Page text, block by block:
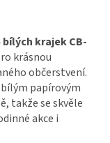
krajek CB-
krásnou
občerstvení.
papírovým
takže se skvěle
akce i